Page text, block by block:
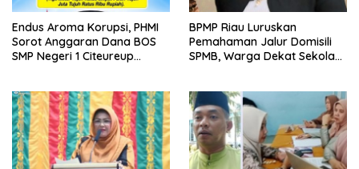
Endus Aroma Korupsi, PHMI
Sorot Anggaran Dana BOS
SMP Negeri 1 Citeureup
BPMP Riau Luruskan
Pemahaman Jalur Domisili
SPMB, Warga Dekat Sekolah